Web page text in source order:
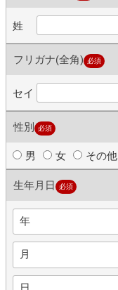
姓
フリガナ(全角) 必須
セイ
性別 必須
男 女 その他
生年月日 必須